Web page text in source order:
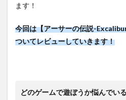
ます！
今回は【アーサーの伝説-
ついてレビューしていきます！
どのゲームで遊ぼうか悩んでい